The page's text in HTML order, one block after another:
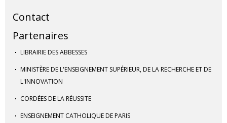
Contact
Partenaires
LIBRAIRIE DES ABBESSES
MINISTÈRE DE L'ENSEIGNEMENT SUPÉRIEUR, DE LA RECHERCHE ET DE
L'INNOVATION
CORDÉES DE LA RÉUSSITE
ENSEIGNEMENT CATHOLIQUE DE PARIS